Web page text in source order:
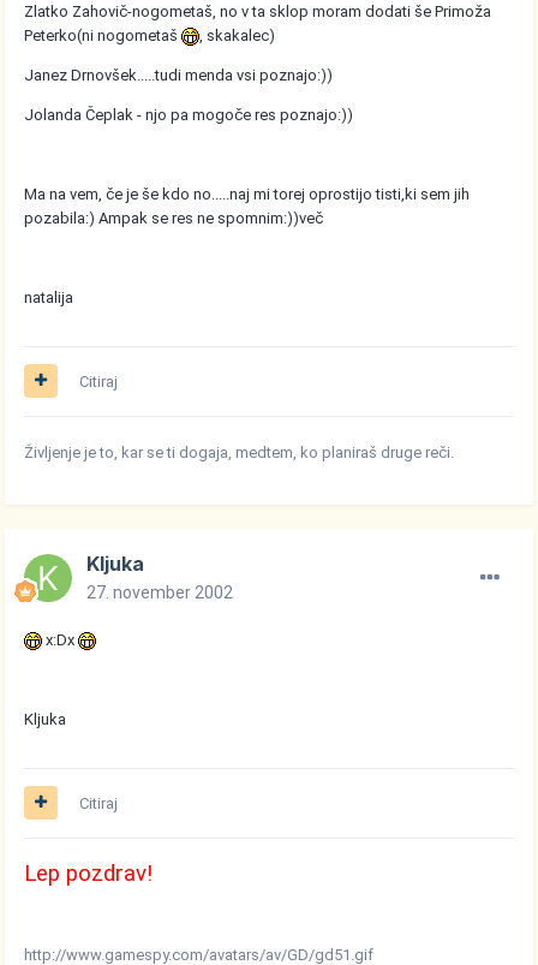
Zlatko Zahovič-nogometaš, no v ta sklop moram dodati še Primoža
Peterko(ni nogometaš
, skakalec)
Janez Drnovšek.....tudi menda vsi poznajo:))
Jolanda Čeplak - njo pa mogoče res poznajo:))
Ma na vem, če je še kdo no.....naj mi torej oprostijo tisti,ki sem jih
pozabila:) Ampak se res ne spomnim:))več
natalija
Citiraj
Življenje je to, kar se ti dogaja, medtem, ko planiraš druge reči.
Kljuka
27. november 2002
x:Dx
Kljuka
Citiraj
Lep pozdrav!
http://www.gamespy.com/avatars/av/GD/gd51.gif